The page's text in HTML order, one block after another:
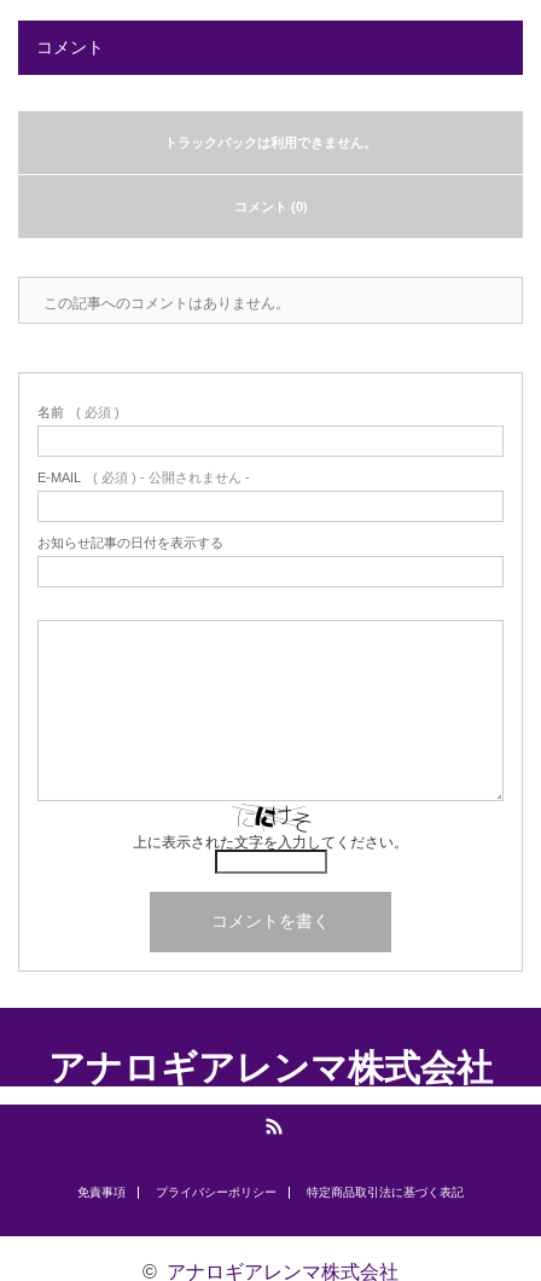
コメント
トラックバックは利用できません。
コメント (0)
この記事へのコメントはありません。
名前 ( 必須 )
E-MAIL ( 必須 ) - 公開されません -
お知らせ記事の日付を表示する
上に表示された文字を入力してください。
アナロギアレンマ株式会社
免責事項 プライバシーポリシー ​特定商品取引法に基づく表記
© アナロギアレンマ株式会社